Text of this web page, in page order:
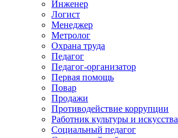
Инженер
Логист
Менеджер
Метролог
Охрана труда
Педагог
Педагог-организатор
Первая помощь
Повар
Продажи
Противодействие коррупции
Работник культуры и искусства
Социальный педагог